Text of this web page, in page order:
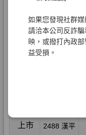
如果您發現社群
請洽本公司反詐
映，或撥打內政
益受損。